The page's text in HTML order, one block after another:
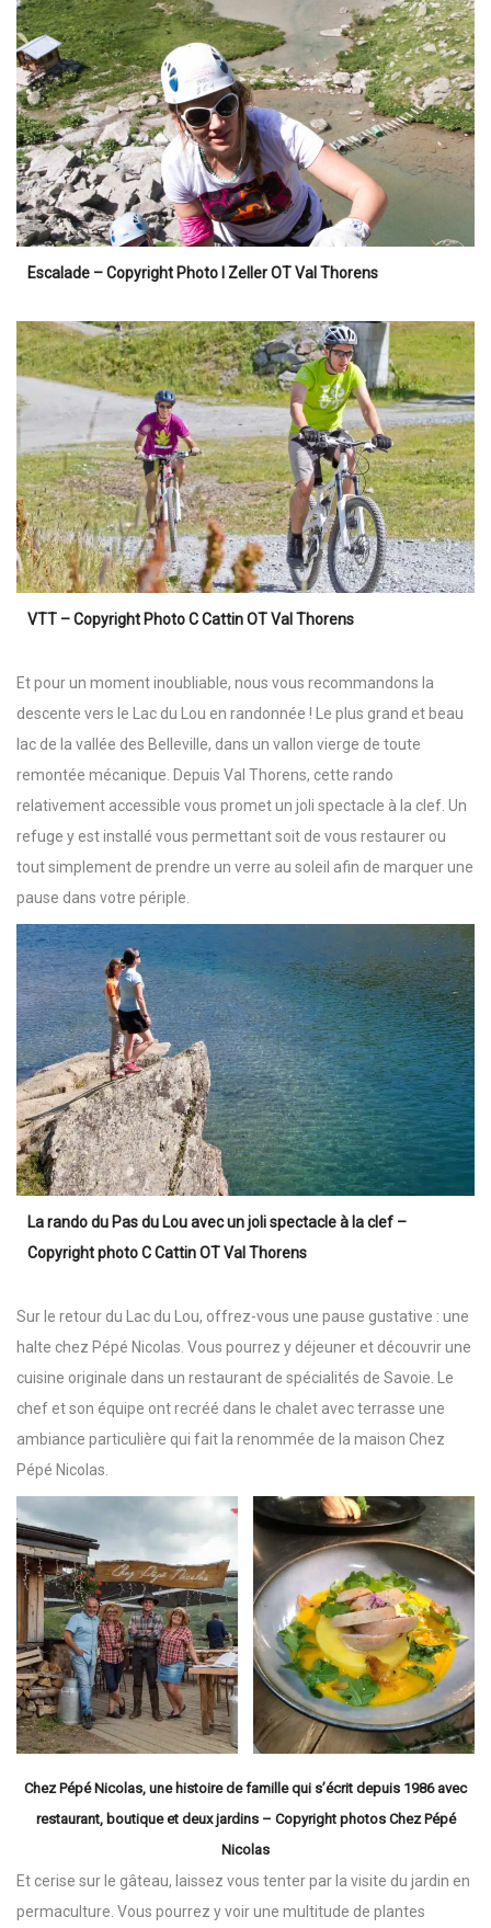
Escalade – Copyright Photo I Zeller OT Val Thorens
VTT – Copyright Photo C Cattin OT Val Thorens
Et pour un moment inoubliable, nous vous recommandons la
descente vers le Lac du Lou en randonnée ! Le plus grand et beau
lac de la vallée des Belleville, dans un vallon vierge de toute
remontée mécanique. Depuis Val Thorens, cette rando
relativement accessible vous promet un joli spectacle à la clef. Un
refuge y est installé vous permettant soit de vous restaurer ou
tout simplement de prendre un verre au soleil afin de marquer une
pause dans votre périple.
La rando du Pas du Lou avec un joli spectacle à la clef –
Copyright photo C Cattin OT Val Thorens
Sur le retour du Lac du Lou, offrez-vous une pause gustative : une
halte chez Pépé Nicolas. Vous pourrez y déjeuner et découvrir une
cuisine originale dans un restaurant de spécialités de Savoie. Le
chef et son équipe ont recréé dans le chalet avec terrasse une
ambiance particulière qui fait la renommée de la maison Chez
Pépé Nicolas.
Chez Pépé Nicolas, une histoire de famille qui s’écrit depuis 1986 avec
restaurant, boutique et deux jardins – Copyright photos Chez Pépé
Nicolas
Et cerise sur le gâteau, laissez vous tenter par la visite du jardin en
permaculture. Vous pourrez y voir une multitude de plantes